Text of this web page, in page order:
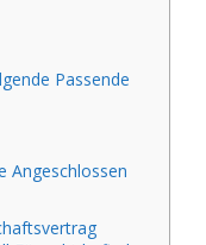
Passende
Angeschlossen